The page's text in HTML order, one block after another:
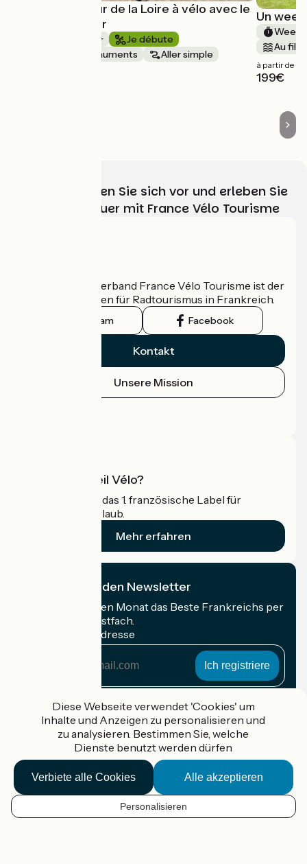
DE
Coup de coeur de la Loire à vélo avec le
Vélo Voyageur
1 semaine et +
Je débute
Châteaux & Monuments
Aller simple
Un
Week-
Au fil
à partir de
199€
Wählen, bereiten Sie sich vor und erleben Sie
Ihr Radabenteuer mit France Vélo Tourisme
Der nationale Verband France Vélo Tourisme ist der
offizielle Leitfaden für Radtourismus in Frankreich.
Instagram Facebook
Kontakt
Unsere Mission
Was ist Accueil Vélo?
Accueil Vélo ist das 1. französische Label für
Radfahrer im Urlaub.
Mehr erfahren
Ich abonniere den Newsletter
Erhalten Sie jeden Monat das Beste Frankreichs per
Rad in Ihrem Postfach.
Meine E-Mail-Adresse
Adresse
Gefördert im Rahmen von Destination France
Accueil Vélo Pro
Kontakt
Rechtliche Informationen
Diese Webseite verwendet 'Cookies' um
Inhalte und Anzeigen zu personalisieren und
zu analysieren. Bestimmen Sie, welche
Dienste benutzt werden dürfen
Alle akzeptieren
Verbiete alle Cookies
Personalisieren